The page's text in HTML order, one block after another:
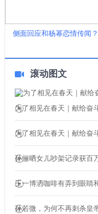
侧面回应和杨幂恋情传闻？
滚动图文
为了相见在春天｜献给奋
为了相见在春天｜献给奋
孙俪晒女儿吵架记录获百
王一博洒咖啡有弄到眼睛
孙若微，为何不再刺杀皇